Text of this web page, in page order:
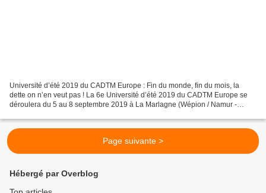
Université d’été 2019 du CADTM Europe : Fin du monde, fin du mois, la
dette on n’en veut pas ! La 6e Université d’été 2019 du CADTM Europe se
déroulera du 5 au 8 septembre 2019 à La Marlagne (Wépion / Namur -
Page suivante >
Hébergé par Overblog